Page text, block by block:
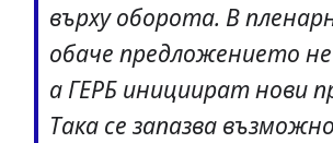
върху оборота. В
обаче предложението
а ГЕРБ инициират нови
Така се запазва